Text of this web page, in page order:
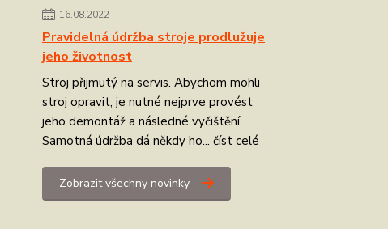
16.08.2022
Pravidelná údržba stroje prodlužuje
jeho životnost
Stroj přijmutý na servis. Abychom mohli
stroj opravit, je nutné nejprve provést
jeho demontáž a následné vyčištění.
Samotná údržba dá někdy ho... číst celé
Zobrazit všechny novinky